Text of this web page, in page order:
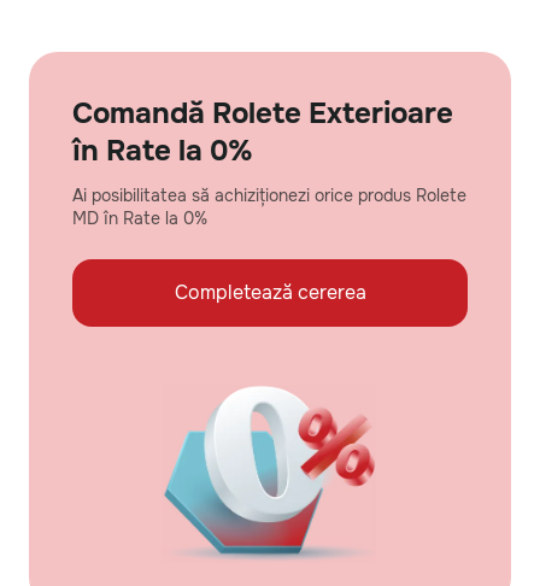
Comandă Rolete Exterioare
în Rate la 0%
Ai posibilitatea să achiziționezi orice produs Rolete
MD în Rate la 0%
Completează cererea